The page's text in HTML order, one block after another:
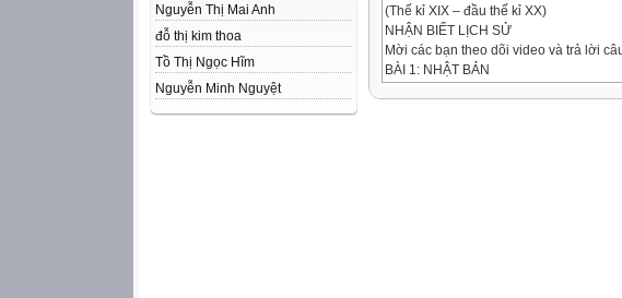
Nguyễn Thị Mai Anh
đỗ thị kim thoa
Tồ Thị Ngọc Hĩm
Nguyễn Minh Nguyệt
(Thế kỉ XIX – đầu thế kỉ XX)
NHẬN BIẾT LỊCH SỬ
Mời các bạn theo dõi video và trả lời
BÀI 1: NHẬT BẢN
1. Nhật Bản từ đầu thế kỉ XIX đến trước
Chỉ ra những khó khăn trong nước và